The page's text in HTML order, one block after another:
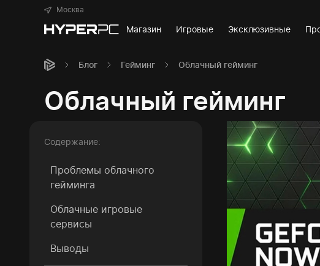
Москва
Магазин Игровые Эксклюзивные
Блог Гейминг Облачный гейминг
Облачный гейминг
Содержание:
Проблемы облачного
гейминга
Облачные игровые
сервисы
Выводы